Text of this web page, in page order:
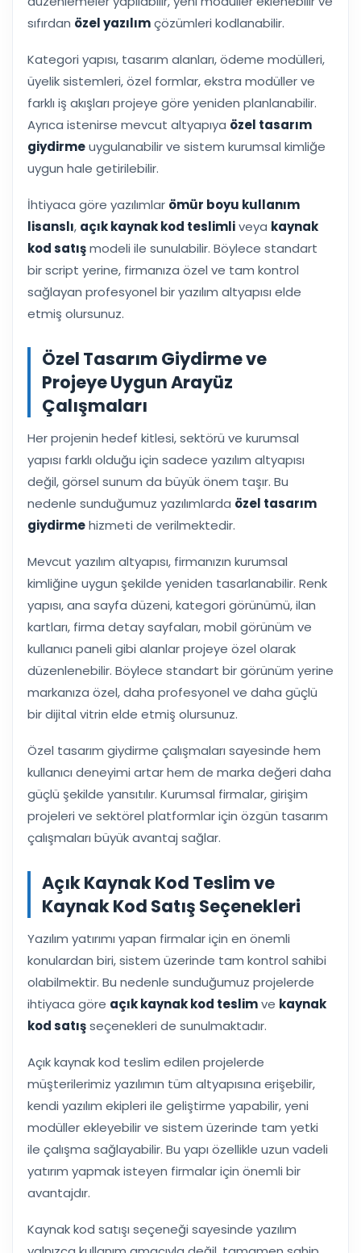
sıfırdan özel yazılımçözümleri kodlanabilir.
Kategori yapısı, tasarım alanları, ödeme modülleri,
üyelik sistemleri, özel formlar, ekstra modüller ve
farklı iş akışları projeye göre yeniden planlanabilir.
Ayrıca istenirse mevcut altyapıya özel tasarım
giydirmeuygulanabilir ve sistem kurumsal kimliğe
uygun hale getirilebilir.
İhtiyaca göre yazılımlar ömür boyu kullanım
lisanslı, açık kaynak kod teslimliveya kaynak
kod satışmodeli ile sunulabilir. Böylece standart
bir script yerine, firmanıza özel ve tam kontrol
sağlayan profesyonel bir yazılım altyapısı elde
etmiş olursunuz.
Özel Tasarım Giydirme ve
Projeye Uygun Arayüz
Çalışmaları
Her projenin hedef kitlesi, sektörü ve kurumsal
yapısı farklı olduğu için sadece yazılım altyapısı
değil, görsel sunum da büyük önem taşır. Bu
nedenle sunduğumuz yazılımlarda özel tasarım
giydirmehizmeti de verilmektedir.
Mevcut yazılım altyapısı, firmanızın kurumsal
kimliğine uygun şekilde yeniden tasarlanabilir. Renk
yapısı, ana sayfa düzeni, kategori görünümü, ilan
kartları, firma detay sayfaları, mobil görünüm ve
kullanıcı paneli gibi alanlar projeye özel olarak
düzenlenebilir. Böylece standart bir görünüm yerine
markanıza özel, daha profesyonel ve daha güçlü
bir dijital vitrin elde etmiş olursunuz.
Özel tasarım giydirme çalışmaları sayesinde hem
kullanıcı deneyimi artar hem de marka değeri daha
güçlü şekilde yansıtılır. Kurumsal firmalar, girişim
projeleri ve sektörel platformlar için özgün tasarım
çalışmaları büyük avantaj sağlar.
Açık Kaynak Kod Teslim ve
Kaynak Kod Satış Seçenekleri
Yazılım yatırımı yapan firmalar için en önemli
konulardan biri, sistem üzerinde tam kontrol sahibi
olabilmektir. Bu nedenle sunduğumuz projelerde
ihtiyaca göre açık kaynak kod teslimve kaynak
kod satışseçenekleri de sunulmaktadır.
Açık kaynak kod teslim edilen projelerde
müşterilerimiz yazılımın tüm altyapısına erişebilir,
kendi yazılım ekipleri ile geliştirme yapabilir, yeni
modüller ekleyebilir ve sistem üzerinde tam yetki
ile çalışma sağlayabilir. Bu yapı özellikle uzun vadeli
yatırım yapmak isteyen firmalar için önemli bir
avantajdır.
Kaynak kod satışı seçeneği sayesinde yazılım